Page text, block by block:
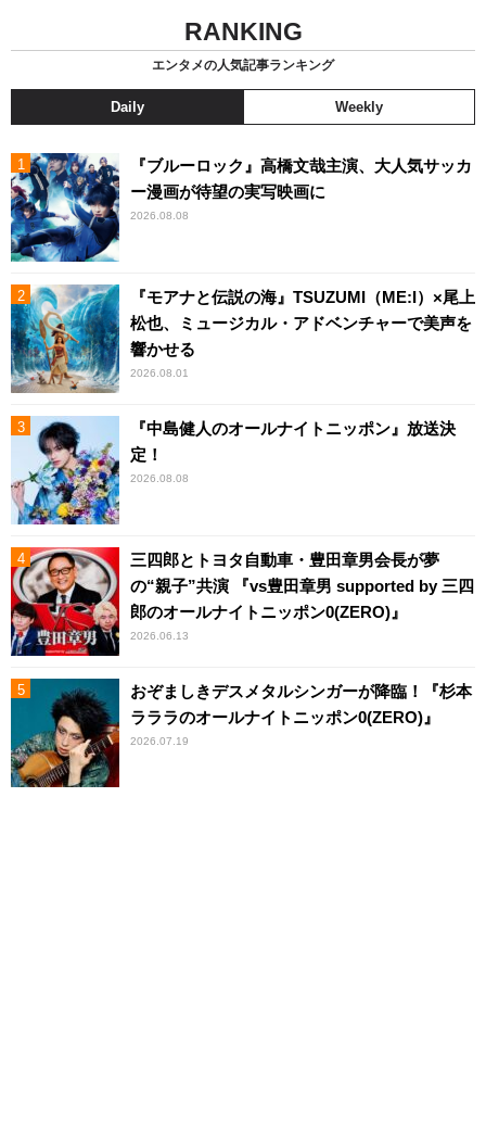
RANKING
エンタメの人気記事ランキング
Daily Weekly
『ブルーロック』高橋文哉主演、大人気サッカ
ー漫画が待望の実写映画に
2026.08.08
『モアナと伝説の海』TSUZUMI（ME:I）×尾上
松也、ミュージカル・アドベンチャーで美声を
響かせる
2026.08.01
『中島健人のオールナイトニッポン』放送決
定！
2026.08.08
三四郎とトヨタ自動車・豊田章男会長が夢
の“親子”共演 『vs豊田章男 supported by 三四
郎のオールナイトニッポン0(ZERO)』
2026.06.13
おぞましきデスメタルシンガーが降臨！『杉本
ラララのオールナイトニッポン0(ZERO)』
2026.07.19